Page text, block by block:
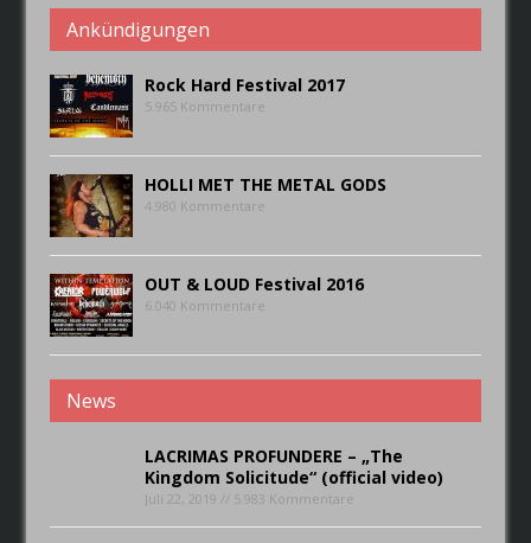
Ankündigungen
Rock Hard Festival 2017
5.965 Kommentare
HOLLI MET THE METAL GODS
4.980 Kommentare
OUT & LOUD Festival 2016
6.040 Kommentare
News
LACRIMAS PROFUNDERE – „The
Kingdom Solicitude“ (official video)
Juli 22, 2019 // 5.983 Kommentare